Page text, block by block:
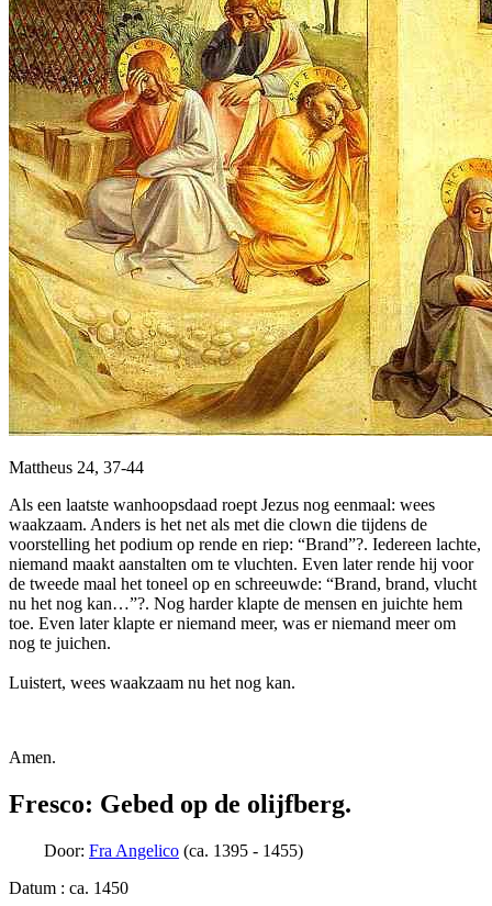
Mattheus 24, 37-44
Als een laatste wanhoopsdaad roept Jezus nog eenmaal: wees
waakzaam. Anders is het net als met die clown die tijdens de
voorstelling het podium op rende en riep: “Brand”?. Iedereen lachte,
niemand maakt aanstalten om te vluchten. Even later rende hij voor
de tweede maal het toneel op en schreeuwde: “Brand, brand, vlucht
nu het nog kan…”?. Nog harder klapte de mensen en juichte hem
toe. Even later klapte er niemand meer, was er niemand meer om
nog te juichen.
Luistert, wees waakzaam nu het nog kan.
Amen.
Fresco: Gebed op de olijfberg.
Door: Fra Angelico (ca. 1395 - 1455)
Datum : ca. 1450